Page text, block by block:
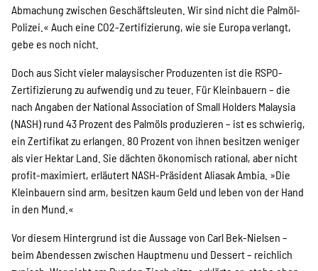
Abmachung zwischen Geschäftsleuten. Wir sind nicht die Palmöl-
Polizei.« Auch eine CO2-Zertifizierung, wie sie Europa verlangt,
gebe es noch nicht.
Doch aus Sicht vieler malaysischer Produzenten ist die RSPO-
Zertifizierung zu aufwendig und zu teuer. Für Kleinbauern – die
nach Angaben der National Association of Small Holders Malaysia
(NASH) rund 43 Prozent des Palmöls produzieren – ist es schwierig,
ein Zertifikat zu erlangen. 80 Prozent von ihnen besitzen weniger
als vier Hektar Land. Sie dächten ökonomisch rational, aber nicht
profit-maximiert, erläutert NASH-Präsident Aliasak Ambia. »Die
Kleinbauern sind arm, besitzen kaum Geld und leben von der Hand
in den Mund.«
Vor diesem Hintergrund ist die Aussage von Carl Bek-Nielsen –
beim Abendessen zwischen Hauptmenu und Dessert – reichlich